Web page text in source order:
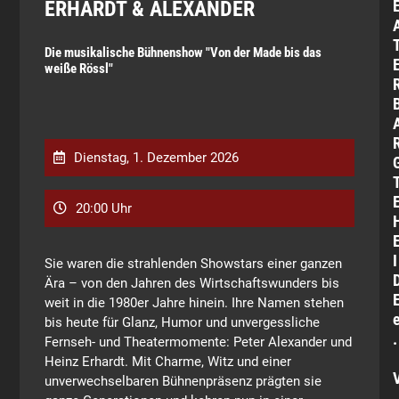
ERHARDT & ALEXANDER
Die musikalische Bühnenshow "Von der Made bis das
weiße Rössl"
Dienstag, 1. Dezember 2026
20:00 Uhr
Sie waren die strahlenden Showstars einer ganzen
Ära – von den Jahren des Wirtschaftswunders bis
weit in die 1980er Jahre hinein. Ihre Namen stehen
bis heute für Glanz, Humor und unvergessliche
Fernseh- und Theatermomente: Peter Alexander und
Heinz Erhardt. Mit Charme, Witz und einer
unverwechselbaren Bühnenpräsenz prägten sie
I
.